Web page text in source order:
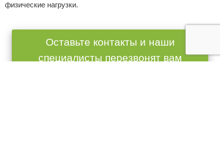
физические нагрузки.
Оставьте контакты и наши
специалисты перезвонят вам